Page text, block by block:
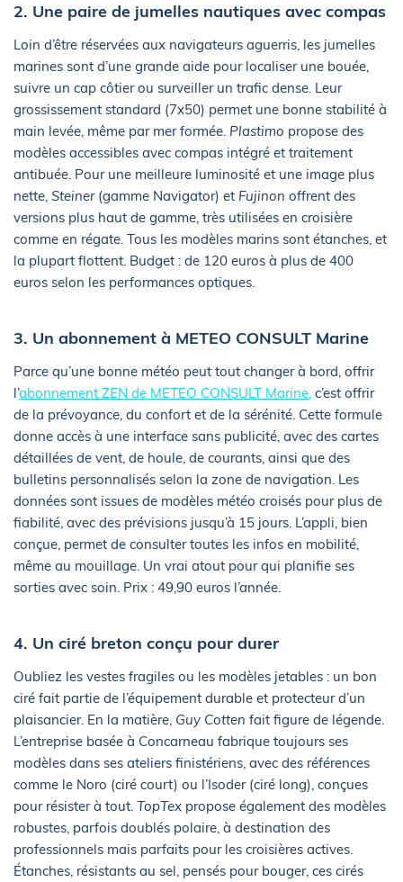
2. Une paire de jumelles nautiques avec compas
Loin d’être réservées aux navigateurs aguerris, les jumelles
marines sont d’une grande aide pour localiser une bouée,
suivre un cap côtier ou surveiller un trafic dense. Leur
grossissement standard (7x50) permet une bonne stabilité à
main levée, même par mer formée. Plastimo propose des
modèles accessibles avec compas intégré et traitement
antibuée. Pour une meilleure luminosité et une image plus
nette, Steiner(gamme Navigator) et Fujinon offrent des
versions plus haut de gamme, très utilisées en croisière
comme en régate. Tous les modèles marins sont étanches, et
la plupart flottent. Budget : de 120 euros à plus de 400
euros selon les performances optiques.
3. Un abonnement à METEO CONSULT Marine
Parce qu’une bonne météo peut tout changer à bord, offrir
l’abonnement ZEN de METEO CONSULT Marine, c’est offrir
de la prévoyance, du confort et de la sérénité. Cette formule
donne accès à une interface sans publicité, avec des cartes
détaillées de vent, de houle, de courants, ainsi que des
bulletins personnalisés selon la zone de navigation. Les
données sont issues de modèles météo croisés pour plus de
fiabilité, avec des prévisions jusqu’à 15 jours. L’appli, bien
conçue, permet de consulter toutes les infos en mobilité,
même au mouillage. Un vrai atout pour qui planifie ses
sorties avec soin. Prix : 49,90 euros l’année.
4. Un ciré breton conçu pour durer
Oubliez les vestes fragiles ou les modèles jetables : un bon
ciré fait partie de l’équipement durable et protecteur d’un
plaisancier. En la matière, Guy Cotten fait figure de légende.
L’entreprise basée à Concarneau fabrique toujours ses
modèles dans ses ateliers finistériens, avec des références
comme le Noro (ciré court) ou l’Isoder (ciré long), conçues
pour résister à tout. TopTex propose également des modèles
robustes, parfois doublés polaire, à destination des
professionnels mais parfaits pour les croisières actives.
Étanches, résistants au sel, pensés pour bouger, ces cirés